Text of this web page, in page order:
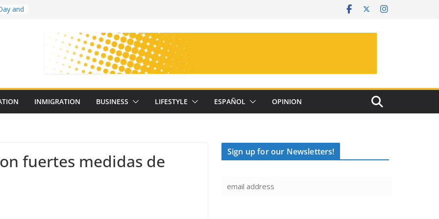
and
25
INMIGRATION BUSINESS LIFESTYLE ESPAÑOL OPINION
fuertes medidas de
Sign up for our Newsletters!